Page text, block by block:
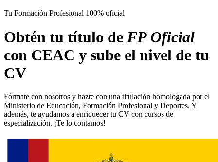
Tu Formación Profesional 100% oficial
Obtén tu título de FP Oficial
con CEAC y sube el nivel de tu
CV
Fórmate con nosotros y hazte con una titulación homologada por el
Ministerio de Educación, Formación Profesional y Deportes. Y
además, te ayudamos a enriquecer tu CV con cursos de
especialización. ¡Te lo contamos!